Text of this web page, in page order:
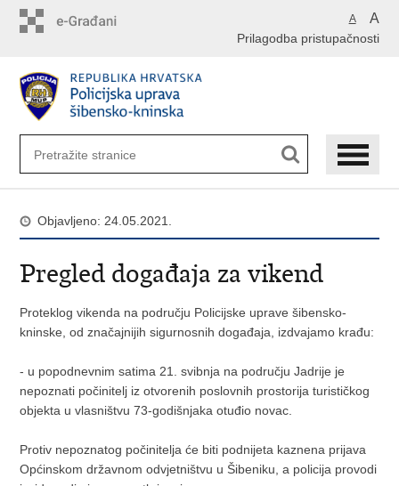
A A
Prilagodba pristupačnosti
Objavljeno: 24.05.2021.
Pregled događaja za vikend
Proteklog vikenda na području Policijske uprave šibensko-
kninske, od značajnijih sigurnosnih događaja, izdvajamo krađu:
- u popodnevnim satima 21. svibnja na području Jadrije je
nepoznati počinitelj iz otvorenih poslovnih prostorija turističkog
objekta u vlasništvu 73-godišnjaka otuđio novac.
Protiv nepoznatog počinitelja će biti podnijeta kaznena prijava
Općinskom državnom odvjetništvu u Šibeniku, a policija provodi